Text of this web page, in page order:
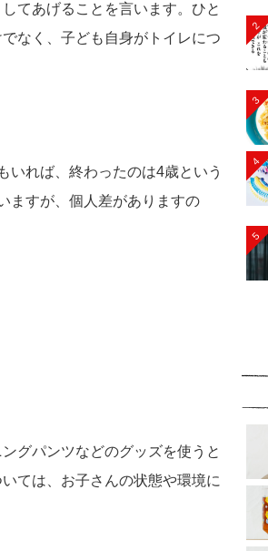
てあげることを言います。ひと
なく、子ども自身がトイレにつ
いれば、終わったのは4歳という
ますが、個人差がありますの
グパンツなどのグッズを使うと
ては、お子さんの状態や環境に
2
3
4
5